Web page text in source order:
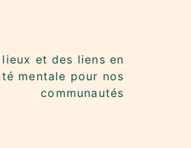
lieux et des liens en
mentale pour nos
communautés